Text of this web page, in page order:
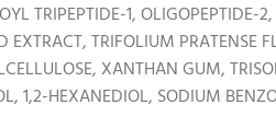
TRIPEPTIDE-1, OLIGOPEPTIDE-
TRIFOLIUM PRATENSE
XANTHAN GUM,
1,2-HEXANEDIOL, SODIUM